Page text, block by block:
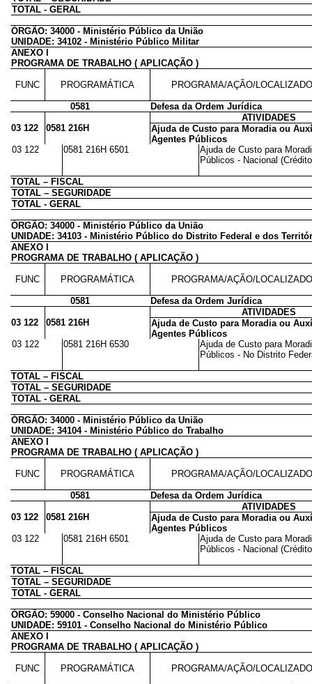
TOTAL - GERAL
ÓRGÃO: 34000 - Ministério Público da União
UNIDADE: 34102 - Ministério Público Militar
ANEXO I
PROGRAMA DE TRABALHO ( APLICAÇÃO )
FUNC PROGRAMÁTICA PROGRAMA/AÇÃO/
0581
Defesa da Ordem Jurídica
ATIVIDADES
03 122
0581 216H
Ajuda de Custo para Moradia ou
Agentes Públicos
03 122
0581 216H 6501
Ajuda de Custo para
Públicos - Nacional
TOTAL – FISCAL
TOTAL – SEGURIDADE
TOTAL - GERAL
ÓRGÃO: 34000 - Ministério Público da União
UNIDADE: 34103 - Ministério Público do Distrito Federal e dos
ANEXO I
PROGRAMA DE TRABALHO ( APLICAÇÃO )
FUNC PROGRAMÁTICA PROGRAMA/AÇÃO/
0581
Defesa da Ordem Jurídica
ATIVIDADES
03 122
0581 216H
Ajuda de Custo para Moradia ou
Agentes Públicos
03 122
0581 216H 6530
Ajuda de Custo para
Públicos - No Distrito
TOTAL – FISCAL
TOTAL – SEGURIDADE
TOTAL - GERAL
ÓRGÃO: 34000 - Ministério Público da União
UNIDADE: 34104 - Ministério Público do Trabalho
ANEXO I
PROGRAMA DE TRABALHO ( APLICAÇÃO )
FUNC PROGRAMÁTICA PROGRAMA/AÇÃO/
0581
Defesa da Ordem Jurídica
ATIVIDADES
03 122
0581 216H
Ajuda de Custo para Moradia ou
Agentes Públicos
03 122
0581 216H 6501
Ajuda de Custo para
Públicos - Nacional
TOTAL – FISCAL
TOTAL – SEGURIDADE
TOTAL - GERAL
ÓRGÃO: 59000 - Conselho Nacional do Ministério Público
UNIDADE: 59101 - Conselho Nacional do Ministério Público
ANEXO I
PROGRAMA DE TRABALHO ( APLICAÇÃO )
FUNC PROGRAMÁTICA PROGRAMA/AÇÃO/